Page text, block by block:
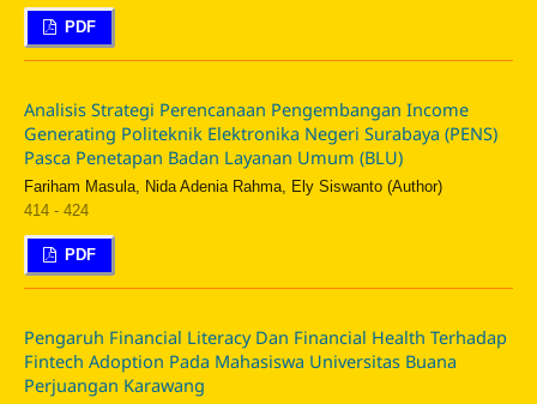
PDF
Analisis Strategi Perencanaan Pengembangan Income
Generating Politeknik Elektronika Negeri Surabaya (PENS)
Pasca Penetapan Badan Layanan Umum (BLU)
Fariham Masula, Nida Adenia Rahma, Ely Siswanto (Author)
414 - 424
PDF
Pengaruh Financial Literacy Dan Financial Health Terhadap
Fintech Adoption Pada Mahasiswa Universitas Buana
Perjuangan Karawang